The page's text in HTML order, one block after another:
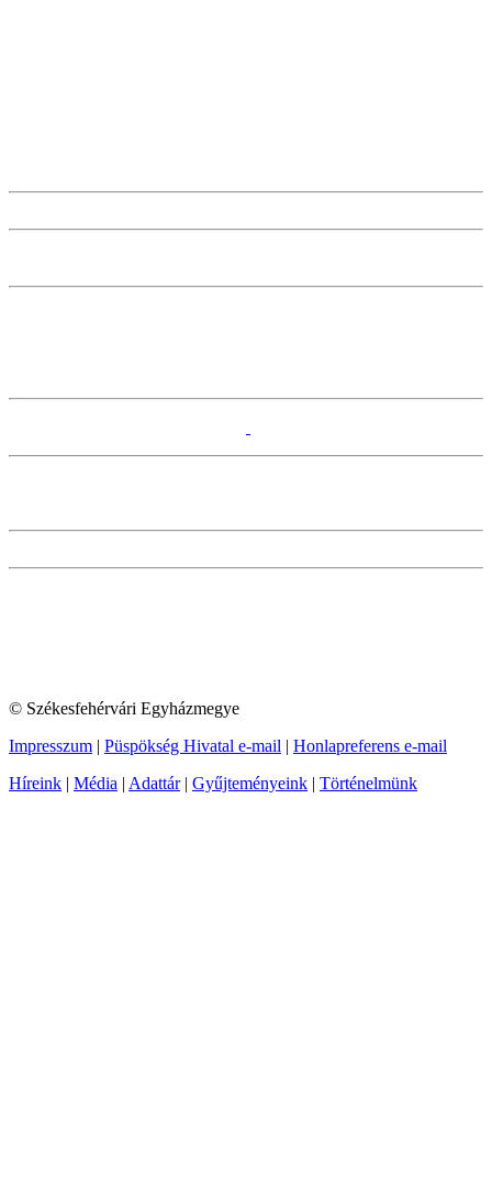
© Székesfehérvári Egyházmegye
Impresszum | Püspökség Hivatal e-mail | Honlapreferens e-mail
Híreink | Média | Adattár| Gyűjteményeink | Történelmünk